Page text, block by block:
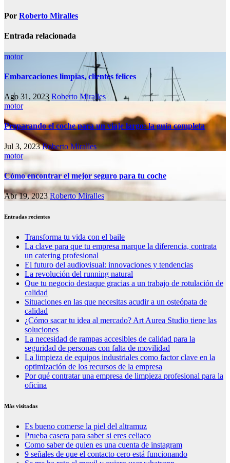
Por Roberto Miralles
Entrada relacionada
motor
Embarcaciones limpias, clientes felices
Ago 31, 2023 Roberto Miralles
motor
Preparando el coche para un viaje largo: la guía completa
Jul 3, 2023Roberto Miralles
motor
Cómo encontrar el mejor seguro para tu coche
Abr 19, 2023Roberto Miralles
Entradas recientes
Transforma tu vida con el baile
La clave para que tu empresa marque la diferencia, contrata
un catering profesional
El futuro del audiovisual: innovaciones y tendencias
La revolución del running natural
Que tu negocio destaque gracias a un trabajo de rotulación de
calidad
Situaciones en las que necesitas acudir a un osteópata de
calidad
¿Cómo sacar tu idea al mercado? Art Aurea Studio tiene las
soluciones
La necesidad de rampas accesibles de calidad para la
seguridad de personas con falta de movilidad
La limpieza de equipos industriales como factor clave en la
optimización de los recursos de la empresa
Por qué contratar una empresa de limpieza profesional para la
oficina
Más visitadas
Es bueno comerse la piel del altramuz
Prueba casera para saber si eres celiaco
Como saber de quien es una cuenta de instagram
9 señales de que el contacto cero está funcionando